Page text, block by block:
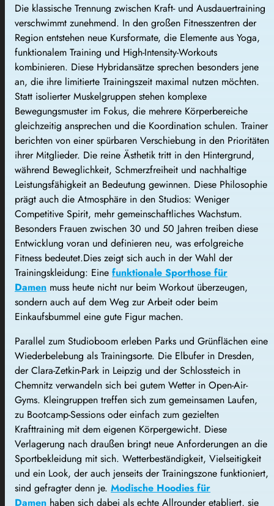
Die klassische Trennung zwischen Kraft- und Ausdauertraining
verschwimmt zunehmend. In den großen Fitnesszentren der
Region entstehen neue Kursformate, die Elemente aus Yoga,
funktionalem Training und High-Intensity-Workouts
kombinieren. Diese Hybridansätze sprechen besonders jene
an, die ihre limitierte Trainingszeit maximal nutzen möchten.
Statt isolierter Muskelgruppen stehen komplexe
Bewegungsmuster im Fokus, die mehrere Körperbereiche
gleichzeitig ansprechen und die Koordination schulen. Trainer
berichten von einer spürbaren Verschiebung in den Prioritäten
ihrer Mitglieder. Die reine Ästhetik tritt in den Hintergrund,
während Beweglichkeit, Schmerzfreiheit und nachhaltige
Leistungsfähigkeit an Bedeutung gewinnen. Diese Philosophie
prägt auch die Atmosphäre in den Studios: Weniger
Competitive Spirit, mehr gemeinschaftliches Wachstum.
Besonders Frauen zwischen 30 und 50 Jahren treiben diese
Entwicklung voran und definieren neu, was erfolgreiche
Fitness bedeutet.Dies zeigt sich auch in der Wahl der
Trainingskleidung: Eine funktionale Sporthose für
Damen muss heute nicht nur beim Workout überzeugen,
sondern auch auf dem Weg zur Arbeit oder beim
Einkaufsbummel eine gute Figur machen.
Parallel zum Studioboom erleben Parks und Grünflächen eine
Wiederbelebung als Trainingsorte. Die Elbufer in Dresden,
der Clara-Zetkin-Park in Leipzig und der Schlossteich in
Chemnitz verwandeln sich bei gutem Wetter in Open-Air-
Gyms. Kleingruppen treffen sich zum gemeinsamen Laufen,
zu Bootcamp-Sessions oder einfach zum gezielten
Krafttraining mit dem eigenen Körpergewicht. Diese
Verlagerung nach draußen bringt neue Anforderungen an die
Sportbekleidung mit sich. Wetterbeständigkeit, Vielseitigkeit
und ein Look, der auch jenseits der Trainingszone funktioniert,
sind gefragter denn je. Modische Hoodies für
Damen haben sich dabei als echte Allrounder etabliert, sie